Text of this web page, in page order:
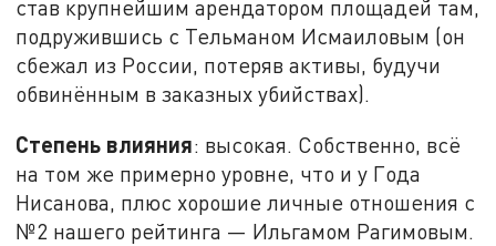
став крупнейшим арендатором площадей там,
подружившись с Тельманом Исмаиловым (он
сбежал из России, потеряв активы, будучи
обвинённым в заказных убийствах).
Степень влияния: высокая. Собственно, всё
на том же примерно уровне, что и у Года
Нисанова, плюс хорошие личные отношения с
№2 нашего рейтинга — Ильгамом Рагимовым.